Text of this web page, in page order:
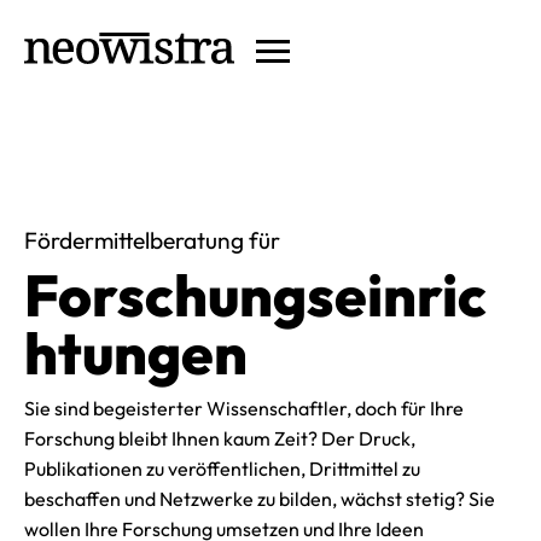
Fördermittelberatung für
Forschungseinric
htungen
Sie sind begeisterter Wissenschaftler, doch für Ihre
Forschung bleibt Ihnen kaum Zeit? Der Druck,
Publikationen zu veröffentlichen, Drittmittel zu
beschaffen und Netzwerke zu bilden, wächst stetig? Sie
wollen Ihre Forschung umsetzen und Ihre Ideen